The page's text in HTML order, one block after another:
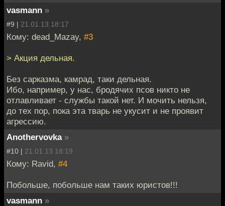
vasmann »
#9 | 21.01.13 18:17
Кому: dead_Mazay, #3
> Акция дельная.
Без сарказма, камрад, таки дельная.
Ибо, например, у нас, бродячих псов никто не
отлавливает - службы такой нет. И мочить нельзя,
до тех пор, пока эта тварь не укусит и не проявит
агрессию.
Anothervovka »
#10 | 21.01.13 18:19
Кому: Ravid, #4
Побольше, побольше нам таких юристов!!!
vasmann »